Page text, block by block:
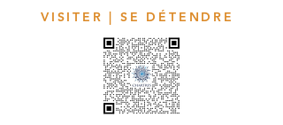
VISITER | SE DÉTENDRE